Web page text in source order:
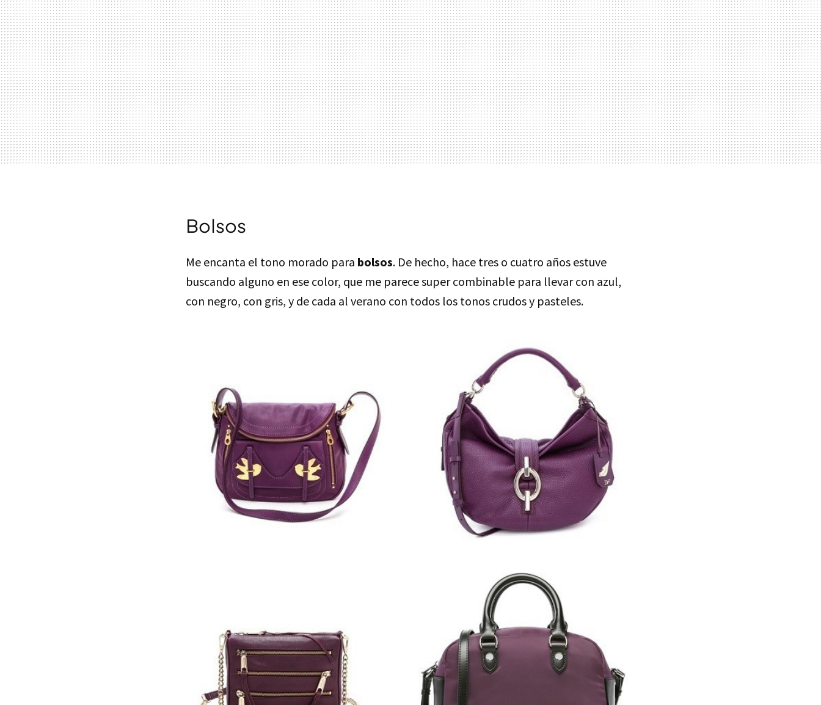
Bolsos
Me encanta el tono morado para bolsos. De hecho, hace tres o cuatro años estuve
buscando alguno en ese color, que me parece super combinable para llevar con azul,
con negro, con gris, y de cada al verano con todos los tonos crudos y pasteles.